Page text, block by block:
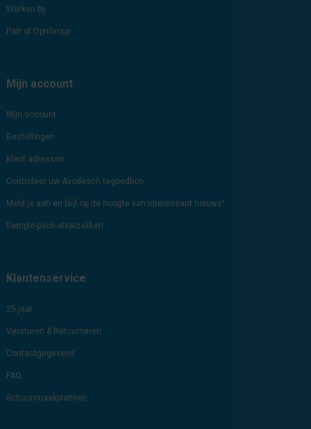
Werken bij
Part of OptiGroup
Mijn account
Mijn account
Bestellingen
Klant adressen
Controleer uw Avodesch tegoedbon
Meld je aan en blijf op de hoogte van interessant nieuws!
Sample-pack-afvalzakken
Klantenservice
25 jaar
Versturen & Retourneren
Contactgegevens
FAQ
Schoonmaakplannen